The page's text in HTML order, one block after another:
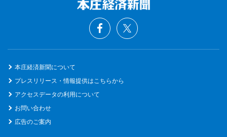
本庄経済新聞について
プレスリリース・情報提供はこちらから
アクセスデータの利用について
お問い合わせ
広告のご案内